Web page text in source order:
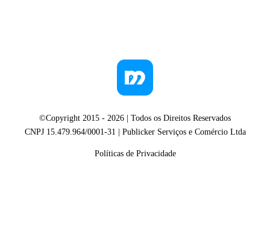
©Copyright 2015 - 2026 | Todos os Direitos Reservados
CNPJ 15.479.964/0001-31 | Publicker Serviços e Comércio Ltda
Políticas de Privacidade